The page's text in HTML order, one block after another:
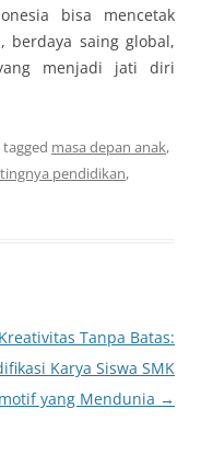
bisa mencetak
berdaya saing global,
menjadi jati diri
masa depan anak,
pendidikan,
Kreativitas Tanpa Batas:
Karya Siswa SMK
yang Mendunia →